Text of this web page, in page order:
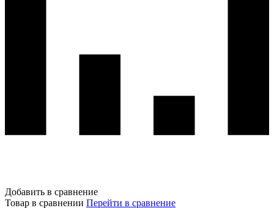
Добавить в сравнение
Товар в сравнении Перейти в сравнение